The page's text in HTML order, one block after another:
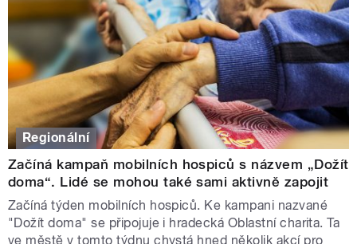
Regionální
Začíná kampaň mobilních hospiců s názvem „Dožít
doma“. Lidé se mohou také sami aktivně zapojit
Začíná týden mobilních hospiců. Ke kampani nazvané
"Dožít doma" se připojuje i hradecká Oblastní charita. Ta
ve městě v tomto týdnu chystá hned několik akcí pro